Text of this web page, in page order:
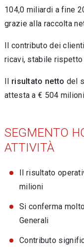
104,0 miliardi a fine
grazie alla raccolta
Il contributo dei
ricavi, stabile rispetto
Il risultato netto del
attesta a € 504
SEGMENTO
ATTIVITÀ
Il risultato
milioni
Si conferma
Generali
Contributo